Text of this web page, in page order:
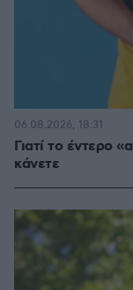
Γιατί το έντερο
κάνετε
06.08.2026, 18:31